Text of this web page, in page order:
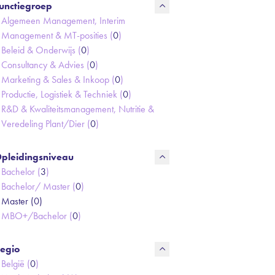
Algemeen Management, Interim
Management & MT-posities (0)
Beleid & Onderwijs (0)
Consultancy & Advies (0)
Marketing & Sales & Inkoop (0)
Productie, Logistiek & Techniek (0)
R&D & Kwaliteitsmanagement, Nutritie &
Veredeling Plant/Dier (0)
Bachelor (3)
Bachelor/ Master (0)
Master (0)
MBO+/Bachelor (0)
België (0)